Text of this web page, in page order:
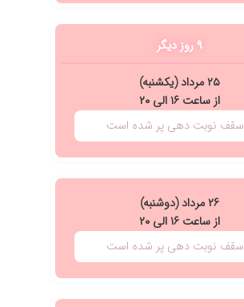
۹ روز دیگر
۲۵ مرداد (یکشنبه)
از ساعت ۱۶ الی ۲۰
سقف نوبت دهی پر شده است
۲۶ مرداد (دوشنبه)
از ساعت ۱۶ الی ۲۰
سقف نوبت دهی پر شده است